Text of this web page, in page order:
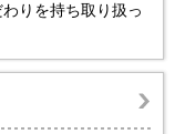
りを持ち取り扱っ